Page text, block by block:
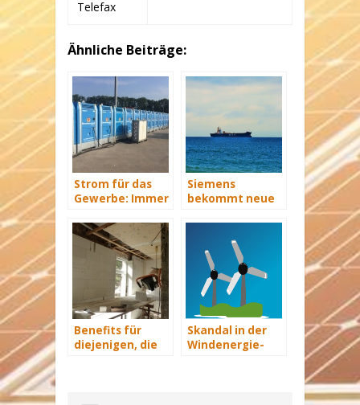
Telefax
Ähnliche Beiträge:
Strom für das
Gewerbe: Immer
versorgt
Siemens
bekommt neue
Schiffe
Benefits für
diejenigen, die
Skandal in der
Windenergie-